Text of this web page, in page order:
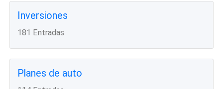
Inversiones
181 Entradas
Planes de auto